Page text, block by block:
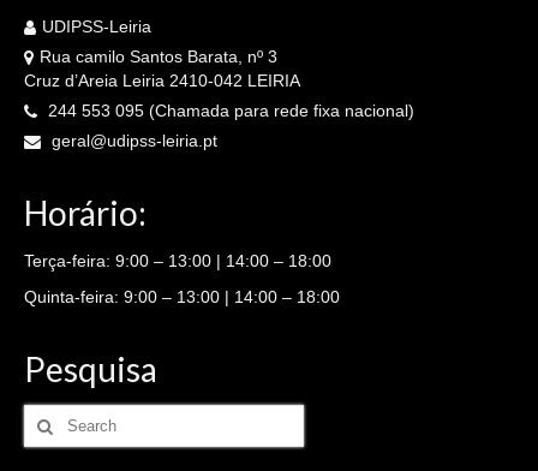
UDIPSS-Leiria
Rua camilo Santos Barata, nº 3
Cruz d’Areia Leiria 2410-042 LEIRIA
244 553 095 (Chamada para rede fixa nacional)
geral@udipss-leiria.pt
Horário:
Terça-feira: 9:00 – 13:00 | 14:00 – 18:00
Quinta-feira: 9:00 – 13:00 | 14:00 – 18:00
Pesquisa
Search
for: